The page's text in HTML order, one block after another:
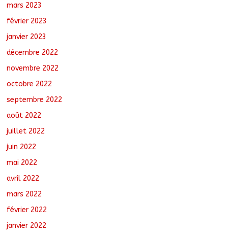
mars 2023
février 2023
janvier 2023
décembre 2022
novembre 2022
octobre 2022
septembre 2022
août 2022
juillet 2022
juin 2022
mai 2022
avril 2022
mars 2022
février 2022
janvier 2022